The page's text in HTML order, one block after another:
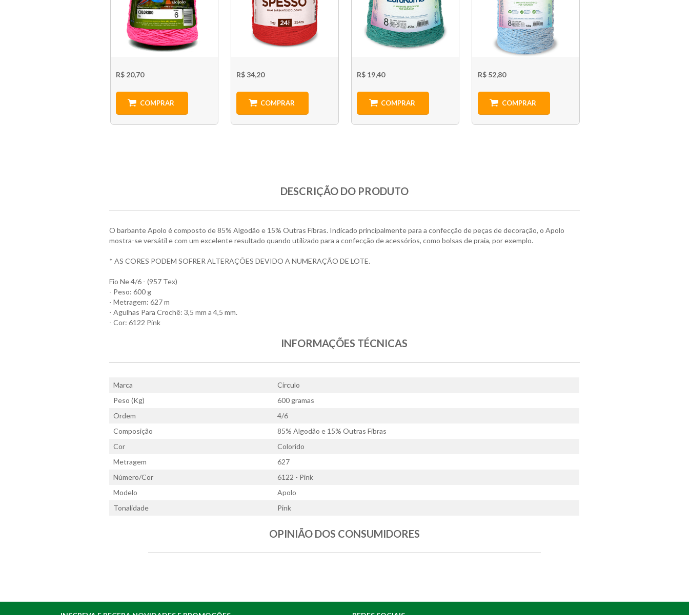
R$ 20,70
COMPRAR
R$ 34,20
COMPRAR
R$ 19,40
COMPRAR
R$ 52,80
COMPRAR
DESCRIÇÃO DO PRODUTO
O barbante Apolo é composto de 85% Algodão e 15% Outras Fibras. Indicado principalmente para a confecção de peças de decoração, o Apolo
mostra-se versátil e com um excelente resultado quando utilizado para a confecção de acessórios, como bolsas de praia, por exemplo.
* AS CORES PODEM SOFRER ALTERAÇÕES DEVIDO A NUMERAÇÃO DE LOTE.
Fio Ne 4/6 - (957 Tex)
- Peso: 600 g
- Metragem: 627 m
- Agulhas Para Crochê: 3,5 mm a 4,5 mm.
- Cor: 6122 Pink
INFORMAÇÕES TÉCNICAS
Marca
Círculo
Peso (Kg)
600 gramas
Ordem
4/6
Composição
85% Algodão e 15% Outras Fibras
Cor
Colorido
Metragem
627
Número/Cor
6122 - Pink
Modelo
Apolo
Tonalidade
Pink
OPINIÃO DOS CONSUMIDORES